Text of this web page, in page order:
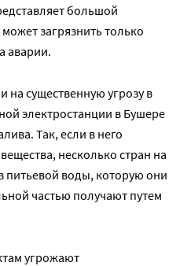
большой
загрязнить только
аварии.
на существенную угрозу в
электростанции в Бушере
Так, если в него
несколько стран на
питьевой воды, которую они
частью получают путем
угрожают